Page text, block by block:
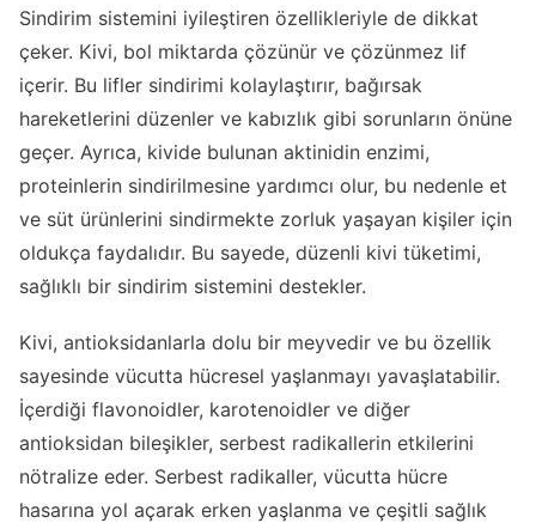
Sindirim sistemini iyileştiren özellikleriyle de dikkat
çeker. Kivi, bol miktarda çözünür ve çözünmez lif
içerir. Bu lifler sindirimi kolaylaştırır, bağırsak
hareketlerini düzenler ve kabızlık gibi sorunların önüne
geçer. Ayrıca, kivide bulunan aktinidin enzimi,
proteinlerin sindirilmesine yardımcı olur, bu nedenle et
ve süt ürünlerini sindirmekte zorluk yaşayan kişiler için
oldukça faydalıdır. Bu sayede, düzenli kivi tüketimi,
sağlıklı bir sindirim sistemini destekler.
Kivi, antioksidanlarla dolu bir meyvedir ve bu özellik
sayesinde vücutta hücresel yaşlanmayı yavaşlatabilir.
İçerdiği flavonoidler, karotenoidler ve diğer
antioksidan bileşikler, serbest radikallerin etkilerini
nötralize eder. Serbest radikaller, vücutta hücre
hasarına yol açarak erken yaşlanma ve çeşitli sağlık